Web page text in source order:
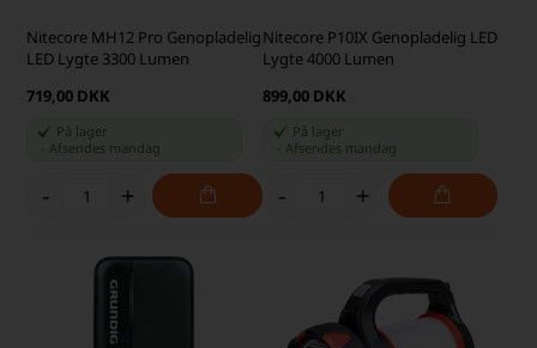
Nitecore MH12 Pro Genopladelig
LED Lygte 3300 Lumen
719,00 DKK
På lager
-Afsendes mandag
- +
Nitecore P10IX Genopladelig LED
Lygte 4000 Lumen
899,00 DKK
På lager
Afsendes mandag
- +